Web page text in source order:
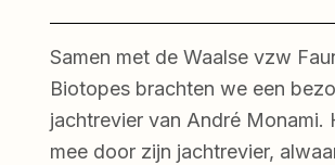
Samen met de Waalse vzw
Biotopes brachten we een
jachtrevier van André Monami.
mee door zijn jachtrevier,